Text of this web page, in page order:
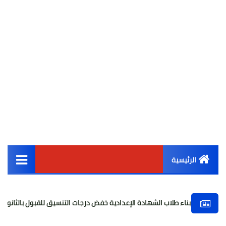
الرئيسية
أخبار مصر
الشهادة الإعدادية خفض درجات التنسيق للقبول بالثانوي العام